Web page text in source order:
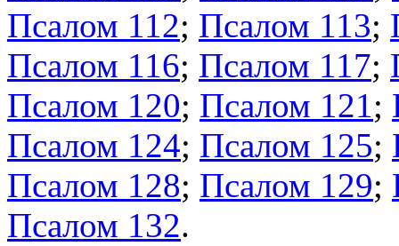
Псалом 112; Псалом 113;
Псалом 116; Псалом 117;
Псалом 120; Псалом 121;
Псалом 124; Псалом 125;
Псалом 128; Псалом 129;
Псалом 132.